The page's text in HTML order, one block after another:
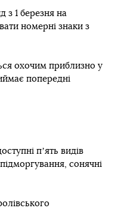
з 1 березня на
номерні знаки з
охочим приблизно у
попередні
пʼять видів
сонячні